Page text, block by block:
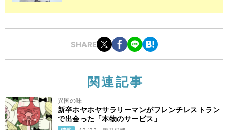
SHARE
関連記事
異国の味
新卒ホヤホヤサラリーマンがフレンチレストラン
で出会った「本物のサービス」